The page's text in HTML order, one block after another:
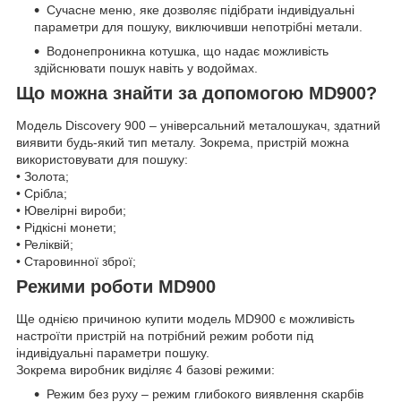
Сучасне меню, яке дозволяє підібрати індивідуальні
параметри для пошуку, виключивши непотрібні метали.
Водонепроникна котушка, що надає можливість
здійснювати пошук навіть у водоймах.
Що можна знайти за допомогою MD900?
Модель Discovery 900 – універсальний металошукач, здатний
виявити будь-який тип металу. Зокрема, пристрій можна
використовувати для пошуку:
• Золота;
• Срібла;
• Ювелірні вироби;
• Рідкісні монети;
• Реліквій;
• Старовинної зброї;
Режими роботи MD900
Ще однією причиною купити модель MD900 є можливість
настроїти пристрій на потрібний режим роботи під
індивідуальні параметри пошуку.
Зокрема виробник виділяє 4 базові режими:
Режим без руху – режим глибокого виявлення скарбів